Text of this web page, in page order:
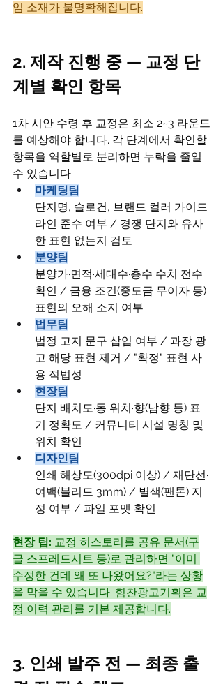
임 소재가 불명확해집니다.
2. 제작 진행 중 — 교정 단
계별 확인 항목
1차 시안 수령 후 교정은 최소 2~3 라운드
를 예상해야 합니다. 각 단계에서 확인할
항목을 역할별로 분리하면 누락을 줄일
수 있습니다.
마케팅팀
단지명, 슬로건, 브랜드 컬러 가이드
라인 준수 여부 / 경쟁 단지와 유사
한 표현 없는지 검토
분양팀
분양가·면적·세대수·층수 수치 전수
확인 / 금융 조건(중도금 무이자 등)
표현의 오해 소지 여부
법무팀
법정 고지 문구 삽입 여부 / 과장 광
고 해당 표현 제거 / "확정" 표현 사
용 적법성
현장팀
단지 배치도·동 위치·향(남향 등) 표
기 정확도 / 커뮤니티 시설 명칭 및
위치 확인
디자인팀
인쇄 해상도(300dpi 이상) / 재단선·
여백(블리드 3mm) / 별색(팬톤) 지
정 여부 / 파일 포맷 확인
현장 팁: 교정 히스토리를 공유 문서(구
글 스프레드시트 등)로 관리하면 "이미
수정한 건데 왜 또 나왔어요?"라는 상황
을 막을 수 있습니다. 힘찬광고기획은 교
정 이력 관리를 기본 제공합니다.
3. 인쇄 발주 전 — 최종 출